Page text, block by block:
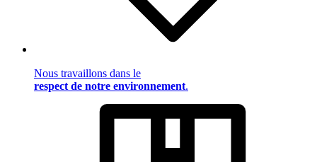
Nous travaillons dans le
respect de notre environnement.